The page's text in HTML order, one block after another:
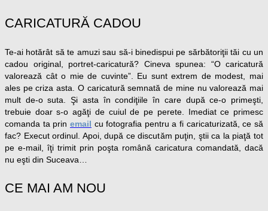
CARICATURĂ CADOU
Te-ai hotărât să te amuzi sau să-i binedispui pe sărbătoriţii tăi cu un
cadou original, portret-caricatură? Cineva spunea: “O caricatură
valorează cât o mie de cuvinte”. Eu sunt extrem de modest, mai
ales pe criza asta. O caricatură semnată de mine nu valorează mai
mult de-o suta. Şi asta în condiţiile în care după ce-o primeşti,
trebuie doar s-o agăţi de cuiul de pe perete. Imediat ce primesc
comanda ta prin email cu fotografia pentru a fi caricaturizată, ce să
fac? Execut ordinul. Apoi, după ce discutăm puţin, ştii ca la piaţă tot
pe e-mail, îţi trimit prin poşta română caricatura comandată, dacă
nu eşti din Suceava…
CE MAI AM NOU